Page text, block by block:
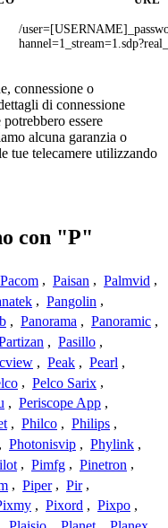
/
connessione o
di connessione
essere
alcuna garanzia o
tue telecamere utilizzando
con "P"
Pacom , Paisan , Palmvid ,
, Pangolin ,
, Panorama , Panoramic ,
, Pasillo ,
, Peak , Pearl ,
, Pelco Sarix ,
, Periscope App ,
, Philco , Philips ,
, Photonisvip , Phylink ,
, Pimfg , Pinetron ,
, Piper , Pir ,
, Pixord , Pixpo ,